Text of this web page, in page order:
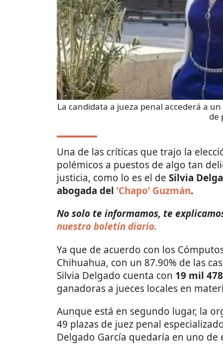
La candidata a jueza penal accederá a
de
Una de las críticas que trajo la
polémicos a puestos de algo tan
justicia, como lo es el de Silvia
abogada del ‘Chapo’ Guzmán.
No solo te informamos, te
nuestro boletín diario.
Ya que de acuerdo con los
Chihuahua, con un 87.90% de las
Silvia Delgado cuenta con 19 mil
ganadoras a jueces locales en
Aunque está en segundo lugar, la
49 plazas de juez penal
Delgado García quedaría en uno de